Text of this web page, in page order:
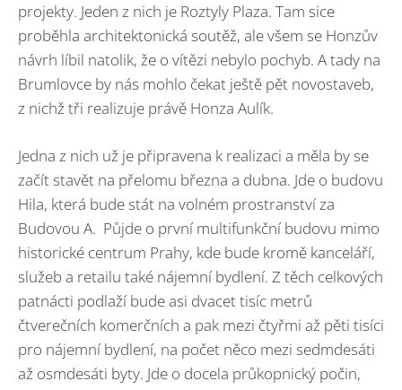
projekty. Jeden z nich je Roztyly Plaza. Tam sice
proběhla architektonická soutěž, ale všem se Honzův
návrh líbil natolik, že o vítězi nebylo pochyb. A tady na
Brumlovce by nás mohlo čekat ještě pět novostaveb,
z nichž tři realizuje právě Honza Aulík.
Jedna z nich už je připravena k realizaci a měla by se
začít stavět na přelomu března a dubna. Jde o budovu
Hila, která bude stát na volném prostranství za
Budovou A. Půjde o první multifunkční budovu mimo
historické centrum Prahy, kde bude kromě kanceláří,
služeb a retailu také nájemní bydlení. Z těch celkových
patnácti podlaží bude asi dvacet tisíc metrů
čtverečních komerčních a pak mezi čtyřmi až pěti tisíci
pro nájemní bydlení, na počet něco mezi sedmdesáti
až osmdesáti byty. Jde o docela průkopnický počin,